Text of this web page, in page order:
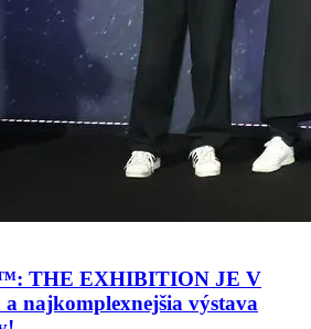
THE EXHIBITION JE V
najkomplexnejšia výstava